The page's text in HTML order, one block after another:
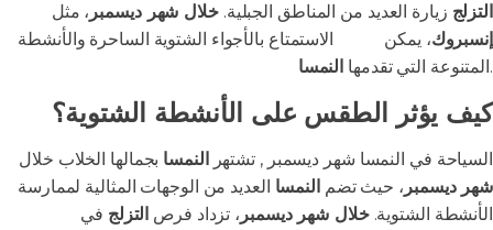
التزلج زيارة العديد من المناطق الجبلية.خلال شهر ديسمبر ، مثل
إنسبروك، يمكن
الاستمتاع بالأجواء الشتوية الساحرة والأنشطة
المتنوعة التي تقدمها النمسا .
كيف يؤثر الطقس على الأنشطة الشتوية؟
السياحة في النمسا شهر ديسمبر , تشتهر النمسا بجمالها الخلاب خلال
شهر ديسمبر ، حيث تضم النمسا العديد من الوجهات المثالية لممارسة
الأنشطة الشتوية.خلال شهر ديسمبر ، تزداد فرص التزلج في